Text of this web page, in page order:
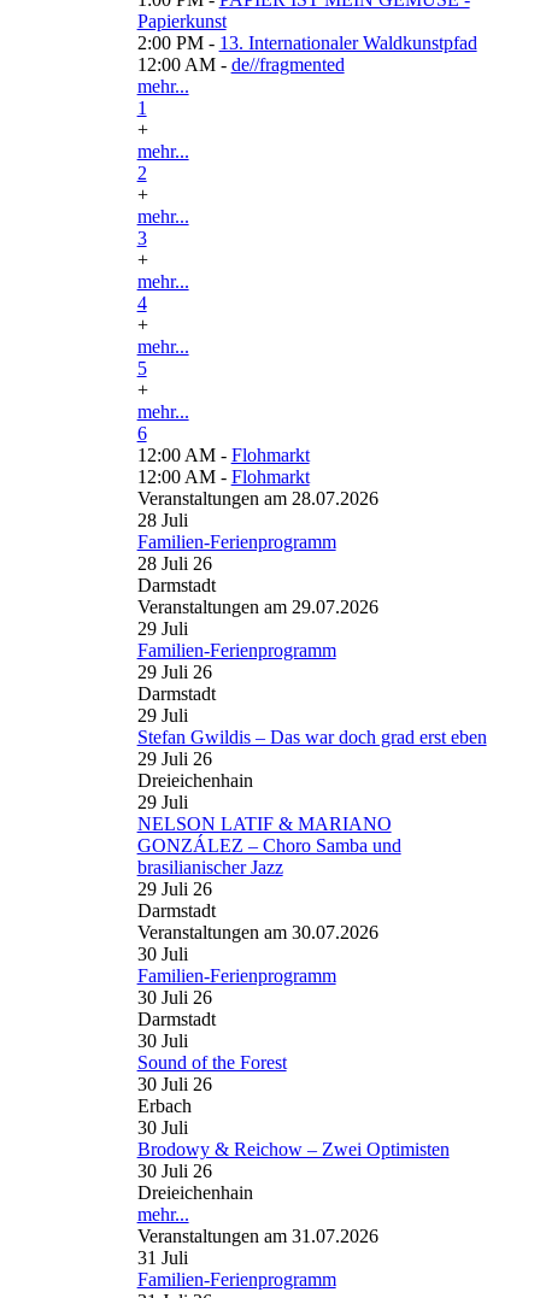
Papierkunst
2:00 PM - 13. Internationaler Waldkunstpfad
12:00 AM - de//fragmented
mehr...
1
+
mehr...
2
+
mehr...
3
+
mehr...
4
+
mehr...
5
+
mehr...
6
12:00 AM - Flohmarkt
12:00 AM - Flohmarkt
Veranstaltungen am 28.07.2026
28 Juli
Familien-Ferienprogramm
28 Juli 26
Darmstadt
Veranstaltungen am 29.07.2026
29 Juli
Familien-Ferienprogramm
29 Juli 26
Darmstadt
29 Juli
Stefan Gwildis – Das war doch grad erst eben
29 Juli 26
Dreieichenhain
29 Juli
NELSON LATIF & MARIANO
GONZÁLEZ – Choro Samba und
brasilianischer Jazz
29 Juli 26
Darmstadt
Veranstaltungen am 30.07.2026
30 Juli
Familien-Ferienprogramm
30 Juli 26
Darmstadt
30 Juli
Sound of the Forest
30 Juli 26
Erbach
30 Juli
Brodowy & Reichow – Zwei Optimisten
30 Juli 26
Dreieichenhain
mehr...
Veranstaltungen am 31.07.2026
31 Juli
Familien-Ferienprogramm